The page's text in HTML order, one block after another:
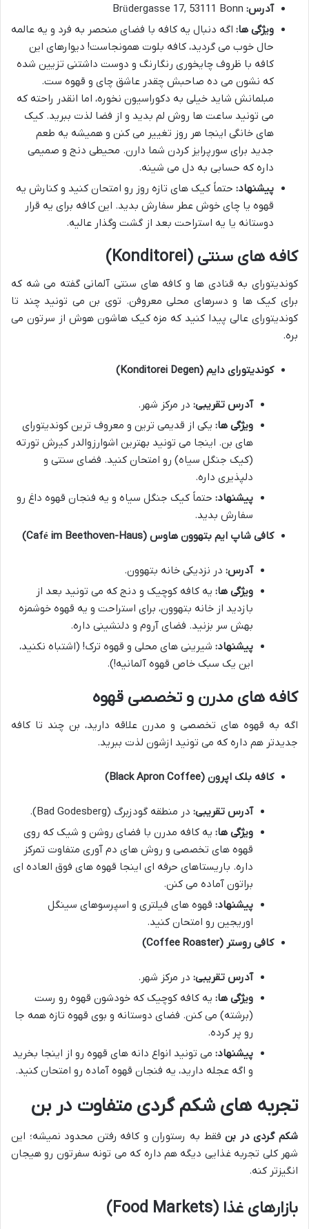
آدرس:
ویژگی ها: اگه دنبال یه کافه با فضای منحصر به فرد و یه عالمه
حال خوب می گردید، کافه بلوت همونجاست! دیوارهای این
کافه با ظروف چایخوری رنگارنگ و دوست داشتنی تزیین شده
که نشون می ده صاحبش چقدر عاشق چای و قهوه ست.
مبلمانش شاید خیلی به دکوراسیون نخوره، اما انقدر راحته که
می تونید ساعت ها روش لم بدید و از فضا لذت ببرید. کیک
های خانگی اینجا هر روز تغییر می کنن و همیشه یه طعم
جدید برای سورپرایز کردن شما دارن. محیطی دنج و صمیمی
داره که حسابی به دل می شینه.
پیشنهاد: حتماً کیک های تازه روز رو امتحان کنید و کنارش یه
قهوه یا چای خوش عطر سفارش بدید. این کافه برای یه قرار
دوستانه یا یه استراحت بعد از گشت وگذار عالیه.
کافه های سنتی (Konditorei)
کوندیتورای به قنادی ها و کافه های سنتی آلمانی گفته می شه که
برای کیک ها و دسرهای محلی معروفن. توی بن می تونید چند تا
کوندیتورای عالی پیدا کنید که مزه کیک هاشون هوش از سرتون می
بره.
کوندیتورای دایم (Konditorei Degen)
آدرس تقریبی: در مرکز شهر.
ویژگی ها: یکی از قدیمی ترین و معروف ترین کوندیتورای
های بن. اینجا می تونید بهترین اشوارزوالدر کیرش تورته
(کیک جنگل سیاه) رو امتحان کنید. فضای سنتی و
دلپذیری داره.
پیشنهاد: حتماً کیک جنگل سیاه و یه فنجان قهوه داغ رو
سفارش بدید.
کافی شاپ ایم بتهوون هاوس (Café im Beethoven-Haus)
آدرس: در نزدیکی خانه بتهوون.
ویژگی ها: یه کافه کوچیک و دنج که می تونید بعد از
بازدید از خانه بتهوون، برای استراحت و یه قهوه خوشمزه
بهش سر بزنید. فضای آروم و دلنشینی داره.
پیشنهاد: شیرینی های محلی و قهوه ترک! (اشتباه نکنید،
این یک سبک خاص قهوه آلمانیه!).
کافه های مدرن و تخصصی قهوه
اگه به قهوه های تخصصی و مدرن علاقه دارید، بن چند تا کافه
جدیدتر هم داره که می تونید ازشون لذت ببرید.
کافه بلک اپرون (Black Apron Coffee)
آدرس تقریبی: در منطقه گودزبرگ (Bad Godesberg).
ویژگی ها: یه کافه مدرن با فضای روشن و شیک که روی
قهوه های تخصصی و روش های دم آوری متفاوت تمرکز
داره. باریستاهای حرفه ای اینجا قهوه های فوق العاده ای
براتون آماده می کنن.
پیشنهاد: قهوه های فیلتری و اسپرسوهای سینگل
اوریجین رو امتحان کنید.
کافی روستر (Coffee Roaster)
آدرس تقریبی: در مرکز شهر.
ویژگی ها: یه کافه کوچیک که خودشون قهوه رو رست
(برشته) می کنن. فضای دوستانه و بوی قهوه تازه همه جا
رو پر کرده.
پیشنهاد: می تونید انواع دانه های قهوه رو از اینجا بخرید
و اگه عجله دارید، یه فنجان قهوه آماده رو امتحان کنید.
تجربه های شکم گردی متفاوت در بن
شکم گردی در بنفقط به رستوران و کافه رفتن محدود نمیشه؛ این
شهر کلی تجربه غذایی دیگه هم داره که می تونه سفرتون رو هیجان
انگیزتر کنه.
بازارهای غذا (Food Markets)